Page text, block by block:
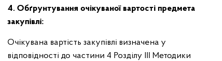
4. Обґрунтування очікуваної вартості предмета
закупівлі:
Очікувана вартість закупівлі визначена у
відповідності до частини 4 Розділу ІІІ Методики